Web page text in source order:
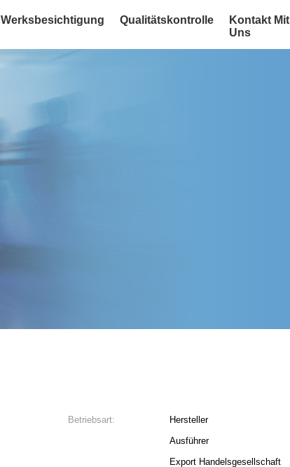
Werksbesichtigung Qualitätskontrolle
Kontakt Mit
Uns
Betriebsart:
Hersteller
Ausführer
Export Handelsgesellschaft